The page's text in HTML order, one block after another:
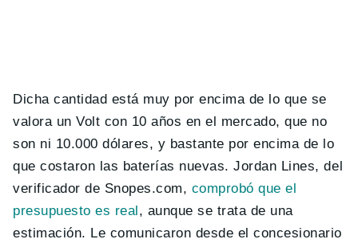
Dicha cantidad está muy por encima de lo que se
valora un Volt con 10 años en el mercado, que no
son ni 10.000 dólares, y bastante por encima de lo
que costaron las baterías nuevas. Jordan Lines, del
verificador de Snopes.com, comprobó que el
presupuesto es real , aunque se trata de una
estimación. Le comunicaron desde el concesionario